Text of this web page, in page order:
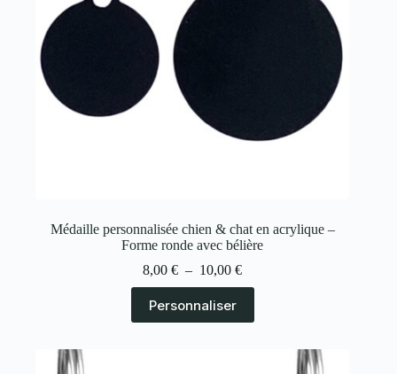
Médaille personnalisée chien & chat en acrylique –
Forme ronde avec bélière
8,00€ – 10,00€
Personnaliser